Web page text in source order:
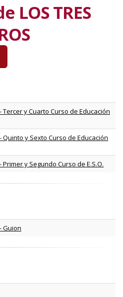
LOS TRES
y Cuarto Curso de Educación
y Sexto Curso de Educación
y Segundo Curso de E.S.O.
Guion